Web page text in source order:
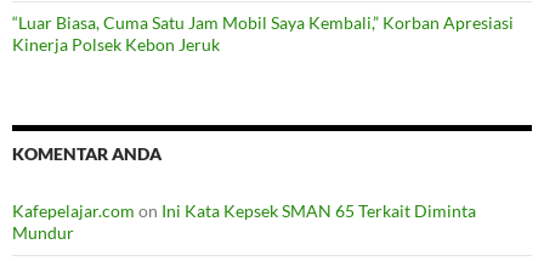
“Luar Biasa, Cuma Satu Jam Mobil Saya Kembali,” Korban Apresiasi
Kinerja Polsek Kebon Jeruk
KOMENTAR ANDA
Kafepelajar.com on Ini Kata Kepsek SMAN 65 Terkait Diminta
Mundur